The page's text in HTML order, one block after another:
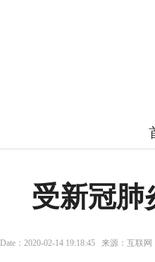
受新冠肺
Date：2020-02-14 19:18:45 来源：互联网